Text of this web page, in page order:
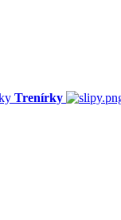
Trenírky